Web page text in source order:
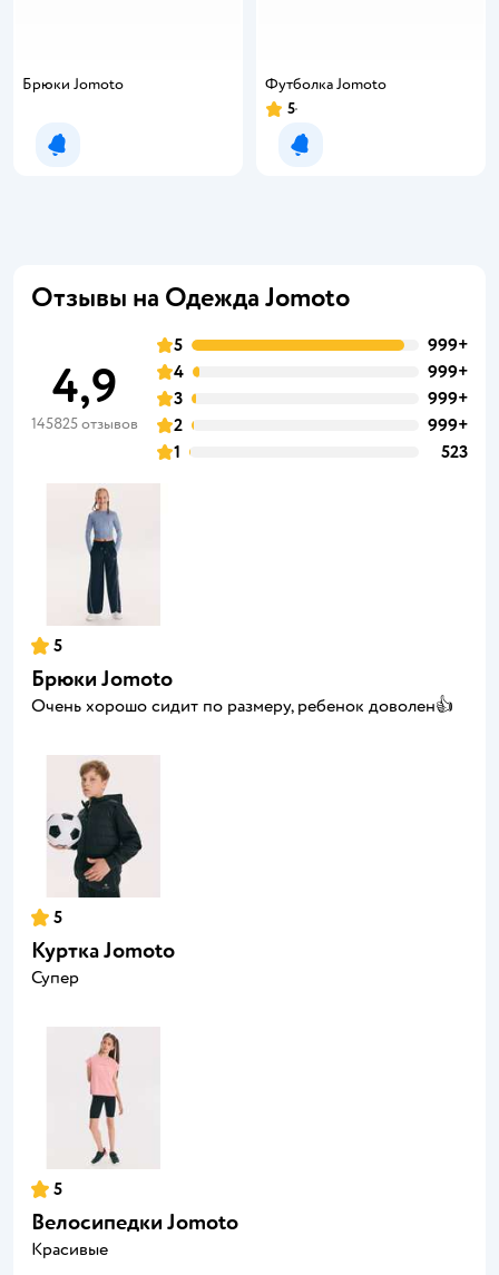
Брюки Jomoto
Уведомить о появлении
Футболка Jomoto
5
Уведомить о появлении
Отзывы на Одежда Jomoto
4,9
145825 отзывов
5
999+
4
999+
3
999+
2
999+
1
523
5
Брюки Jomoto
Очень хорошо сидит по размеру, ребенок доволен👍
5
Куртка Jomoto
Супер
5
Велосипедки Jomoto
Красивые